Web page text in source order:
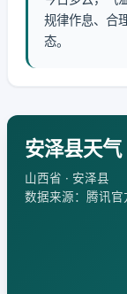
规律作息、合
态。
安泽县天气
山西省 · 安泽县
数据来源：腾讯官